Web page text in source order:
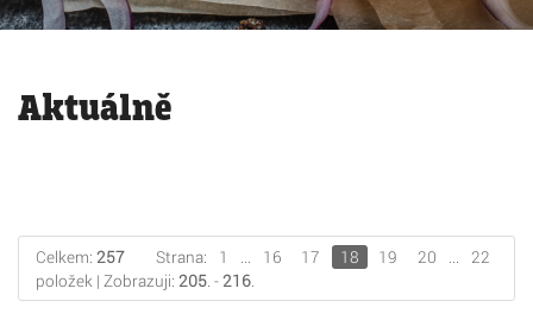
Aktuálně
Strana: 1 ... 16 17 18 19 20 ... 22
Celkem: 257
položek | Zobrazuji: 205. -216.